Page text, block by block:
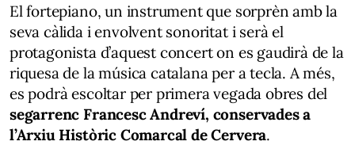
El fortepiano, un instrument que sorprèn amb la
seva càlida i envolvent sonoritat i serà el
protagonista d’aquest concert on es gaudirà de la
riquesa de la música catalana per a tecla. A més,
es podrà escoltar per primera vegada obres del
segarrenc Francesc Andreví, conservades a
l’Arxiu Històric Comarcal de Cervera.